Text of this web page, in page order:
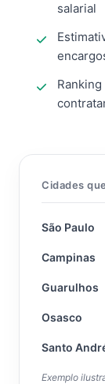
salarial
Cidades
São Paulo
Campinas
Guarulhos
Osasco
Santo
Exemplo